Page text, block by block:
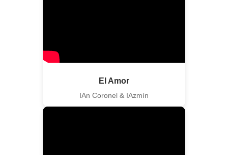
El Amor
IAn Coronel & IAzmín